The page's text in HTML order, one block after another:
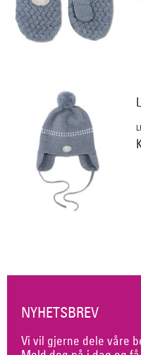
NYHETSBREV
Vi vil gjerne dele våre